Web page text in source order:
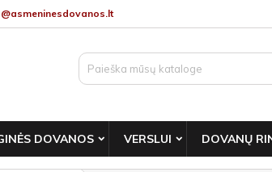
DOVANOS VERSLUI DOVANŲ